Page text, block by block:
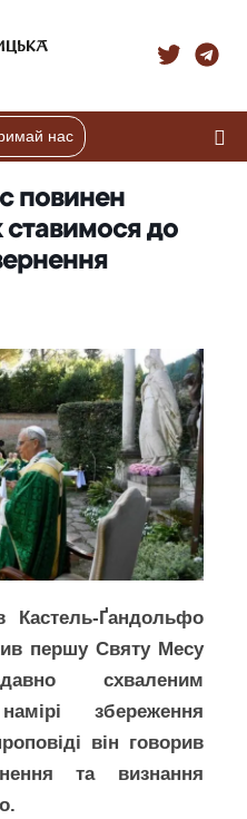
нас
повинен
ставимося до
Кастель-Ґандольфо
першу Святу Месу
схваленим
збереження
він говорив
та визнання